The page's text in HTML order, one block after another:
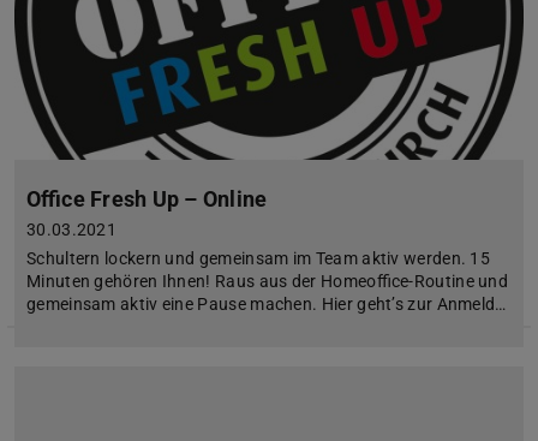
Office Fresh Up – Online
30.03.2021
Schultern lockern und gemeinsam im Team aktiv werden. 15
Minuten gehören Ihnen! Raus aus der Homeoffice-Routine und
gemeinsam aktiv eine Pause machen. Hier geht’s zur Anmeld…